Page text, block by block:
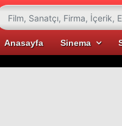
Anasayfa Sinema